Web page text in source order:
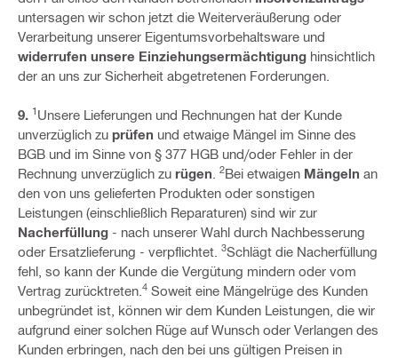
untersagen wir schon jetzt die Weiterveräußerung oder
Verarbeitung unserer Eigentumsvorbehaltsware und
widerrufen unsere Einziehungsermächtigung hinsichtlich
der an uns zur Sicherheit abgetretenen Forderungen.
9. 1 Unsere Lieferungen und Rechnungen hat der Kunde
unverzüglich zu prüfen und etwaige Mängel im Sinne des
BGB und im Sinne von § 377 HGB und/oder Fehler in der
Rechnung unverzüglich zu rügen 2Bei etwaigen Mängeln an
den von uns gelieferten Produkten oder sonstigen
Leistungen (einschließlich Reparaturen) sind wir zur
Nacherfüllung - nach unserer Wahl durch Nachbesserung
oder Ersatzlieferung - verpflichtet.
3Schlägt die Nacherfüllung
fehl, so kann der Kunde die Vergütung mindern oder vom
Vertrag zurücktreten. 4 Soweit eine Mängelrüge des Kunden
unbegründet ist, können wir dem Kunden Leistungen, die wir
aufgrund einer solchen Rüge auf Wunsch oder Verlangen des
Kunden erbringen, nach den bei uns gültigen Preisen in